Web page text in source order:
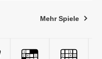
Mehr Spiele